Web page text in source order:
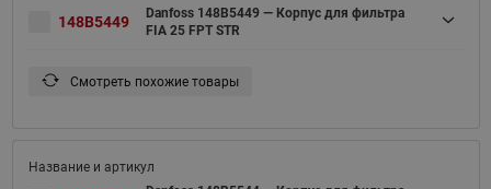
148B5449
Danfoss 148B5449 — Корпус для фильтра
FIA 25 FPT STR
Смотреть похожие товары